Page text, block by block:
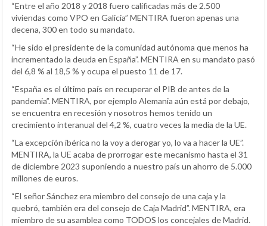
“Entre el año 2018 y 2018 fuero calificadas más de 2.500
viviendas como VPO en Galicia” MENTIRA fueron apenas una
decena, 300 en todo su mandato.
“He sido el presidente de la comunidad autónoma que menos ha
incrementado la deuda en España”. MENTIRA en su mandato pasó
del 6,8 % al 18,5 % y ocupa el puesto 11 de 17.
“España es el último país en recuperar el PIB de antes de la
pandemia”. MENTIRA, por ejemplo Alemania aún está por debajo,
se encuentra en recesión y nosotros hemos tenido un
crecimiento interanual del 4,2 %, cuatro veces la media de la UE.
“La excepción ibérica no la voy a derogar yo, lo va a hacer la UE”.
MENTIRA, la UE acaba de prorrogar este mecanismo hasta el 31
de diciembre 2023 suponiendo a nuestro país un ahorro de 5.000
millones de euros.
“El señor Sánchez era miembro del consejo de una caja y la
quebró, también era del consejo de Caja Madrid”. MENTIRA, era
miembro de su asamblea como TODOS los concejales de Madrid.